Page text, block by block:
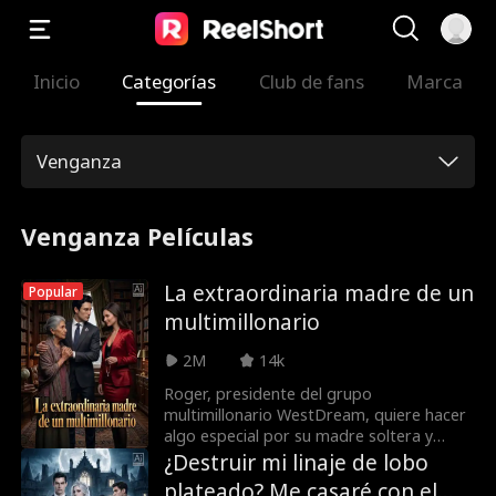
Inicio Categorías Club de fans Marca
Venganza
Venganza Películas
Popular
La extraordinaria madre de un
multimillonario
2M
14k
Roger, presidente del grupo
multimillonario WestDream, quiere hacer
algo especial por su madre soltera y
presentarla a su prometida, Vivian. Por
ello, trae a su madre, Susan, quien
¿Destruir mi linaje de lobo